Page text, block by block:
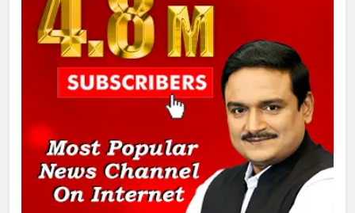
1
SRN अस्पताल का नाम अमर शहीद ठाकुर
रोशन सिंह के नाम पर करने की मांग तेज
अमर शहीद ठाकुर रोशन सिंह के नाम पर
स्वरूप रानी नेहरू चिकित्सालय का
नामकरण करने की मांग को लेकर
अनिश्चितकालीन धरना शुरू